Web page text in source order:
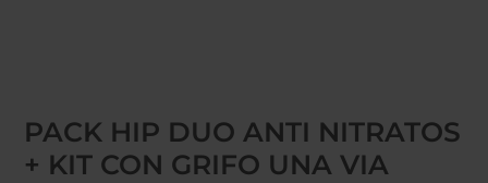
PACK HIP DUO ANTI NITRATOS
+ KIT CON GRIFO UNA VIA